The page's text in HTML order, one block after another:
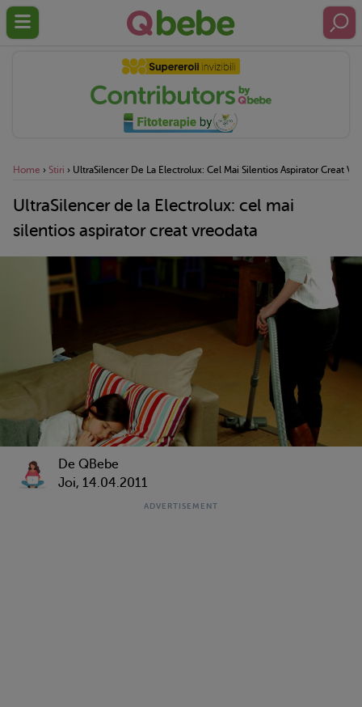
Home › Stiri › UltraSilencer De La Electrolux: Cel Mai Silentios Aspirator Creat
UltraSilencer de la Electrolux: cel mai
silentios aspirator creat vreodata
De QBebe
Joi, 14.04.2011